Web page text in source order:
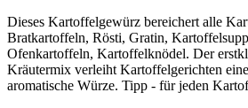
Dieses Kartoffelgewürz bereichert alle
Bratkartoffeln, Rösti, Gratin,
Ofenkartoffeln, Kartoffelknödel. Der
Kräutermix verleiht Kartoffelgerichten
aromatische Würze. Tipp - für jeden